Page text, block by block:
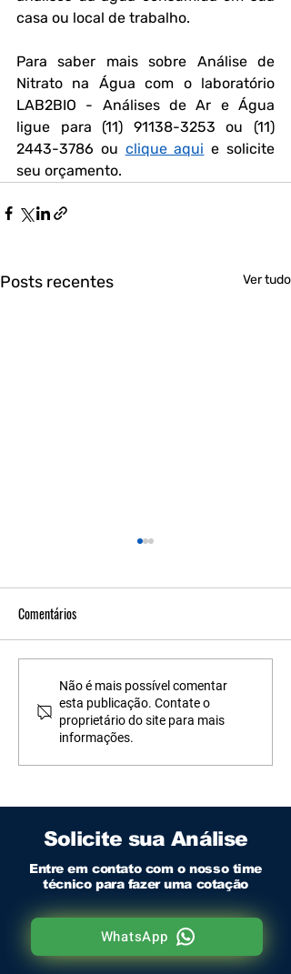
casa ou local de trabalho.
Para saber mais sobre Análise de
Nitrato na Água com o laboratório
LAB2BIO - Análises de Ar e Água
ligue para (11) 91138-3253 ou (11)
2443-3786 ou clique aqui e solicite
seu orçamento.
Posts recentes Ver tudo
Água para Diálise: Garanta a
Pureza e Evite Riscos aos
Pacientes
Comentários
Não é mais possível comentar
esta publicação. Contate o
proprietário do site para mais
informações.
Solicite sua Análise
Entre em contato com o nosso time
técnico para fazer uma cotação
WhatsApp